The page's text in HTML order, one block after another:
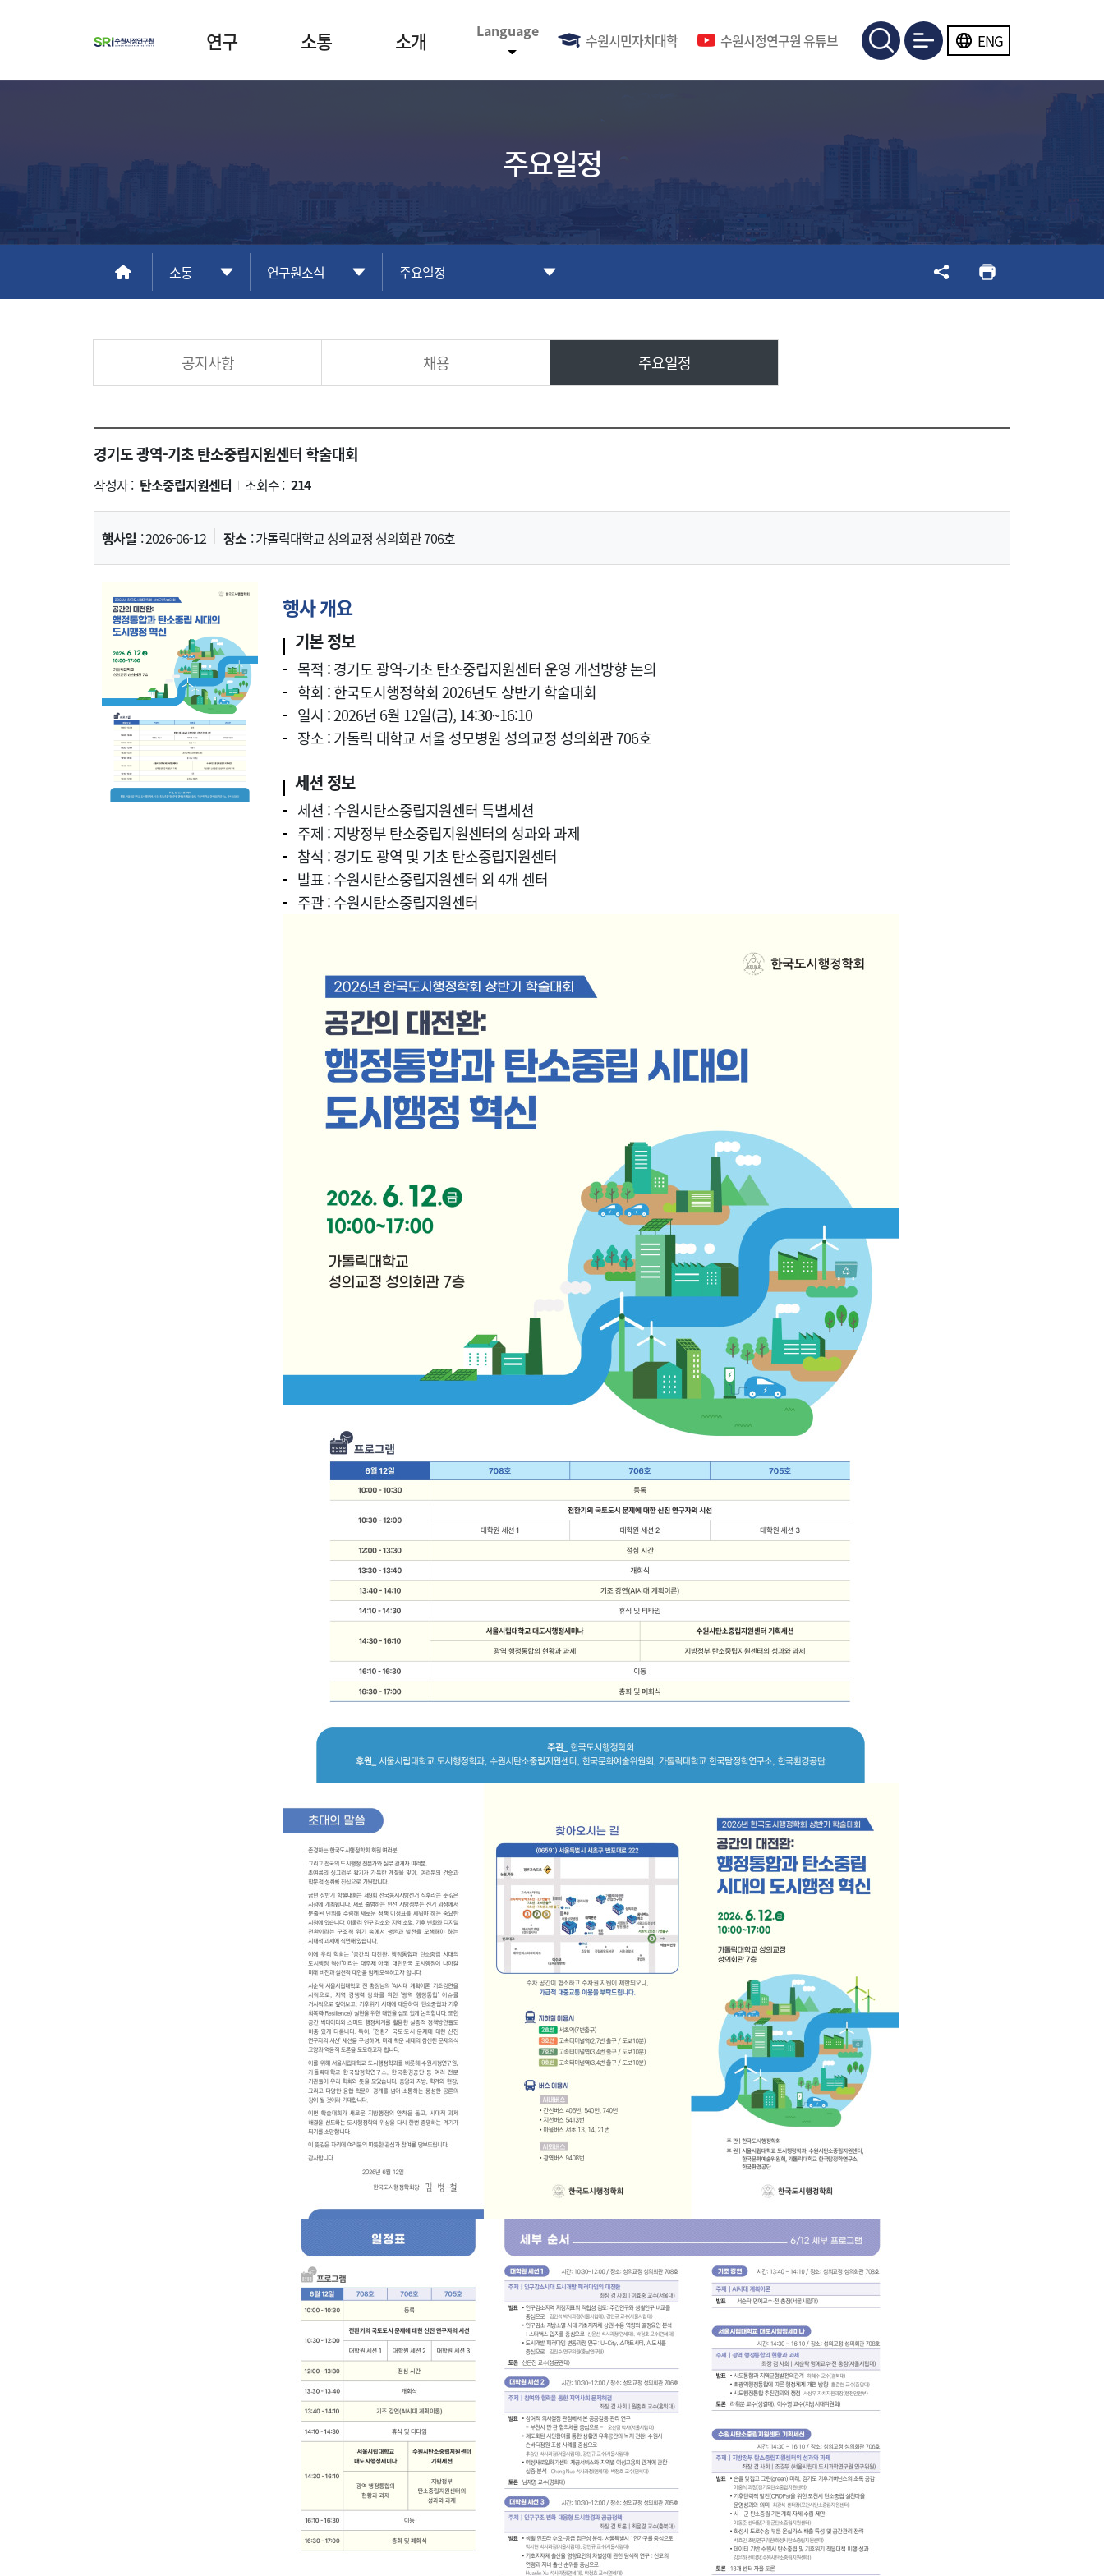
연구 소통 소개 Language 수원시민자치대학 수원시정연구원 유튜브 ENG
주요일정
소통 연구원소식 주요일정
공지사항 채용 주요일정
경기도 광역-기초 탄소중립지원센터 학술대회
작성자 : 탄소중립지원센터 | 조회수 : 214
행사일 : 2026-06-12 장소 : 가톨릭대학교 성의교정 성의회관 706호
행사 개요
기본 정보
목적 : 경기도 광역-기초 탄소중립지원센터 운영 개선방향 논의
학회 : 한국도시행정학회 2026년도 상반기 학술대회
일시 : 2026년 6월 12일(금), 14:30~16:10
장소 : 가톨릭 대학교 서울 성모병원 성의교정 성의회관 706호
세션 정보
세션 : 수원시탄소중립지원센터 특별세션
주제 : 지방정부 탄소중립지원센터의 성과와 과제
참석 : 경기도 광역 및 기초 탄소중립지원센터
발표 : 수원시탄소중립지원센터 외 4개 센터
주관 : 수원시탄소중립지원센터